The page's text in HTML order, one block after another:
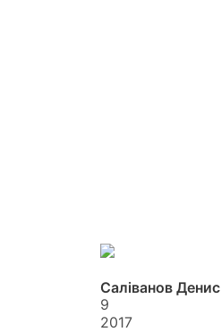
Саліванов Денис
9
2017